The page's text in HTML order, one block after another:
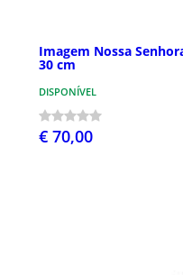
Imagem Nossa
30 cm
DISPONÍVEL
€ 70,00